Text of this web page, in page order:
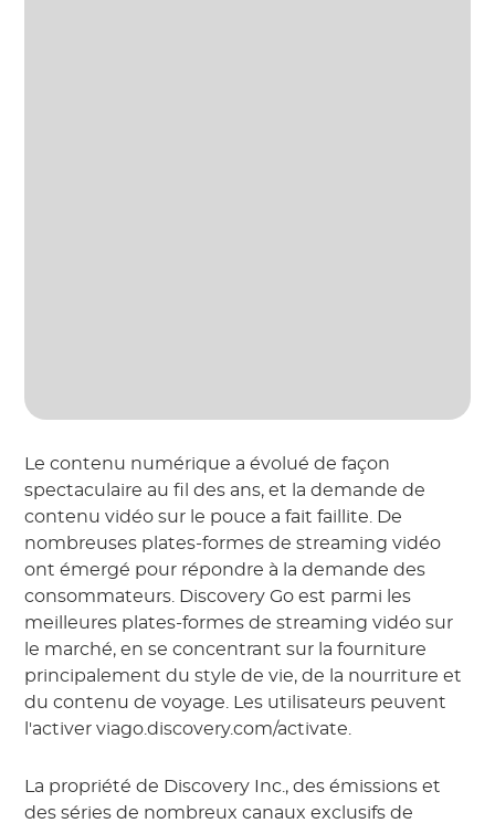
Le contenu numérique a évolué de façon
spectaculaire au fil des ans, et la demande de
contenu vidéo sur le pouce a fait faillite. De
nombreuses plates-formes de streaming vidéo
ont émergé pour répondre à la demande des
consommateurs. Discovery Go est parmi les
meilleures plates-formes de streaming vidéo sur
le marché, en se concentrant sur la fourniture
principalement du style de vie, de la nourriture et
du contenu de voyage. Les utilisateurs peuvent
l'activer viago.discovery.com/activate.
La propriété de Discovery Inc., des émissions et
des séries de nombreux canaux exclusifs de